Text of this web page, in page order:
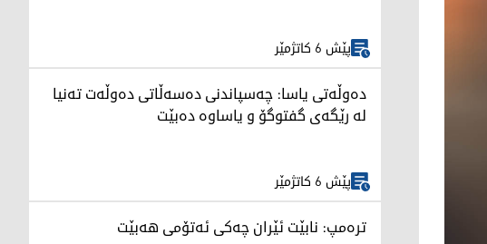
پێش 6 کاتژمێر
دەوڵەتی یاسا: چەسپاندنی دەسەڵاتی دەوڵەت تەنیا
لە رێگەی گفتوگۆ و یاساوە دەبێت
پێش 6 کاتژمێر
ترەمپ: نابێت ئێران چەکی ئەتۆمی هەبێت